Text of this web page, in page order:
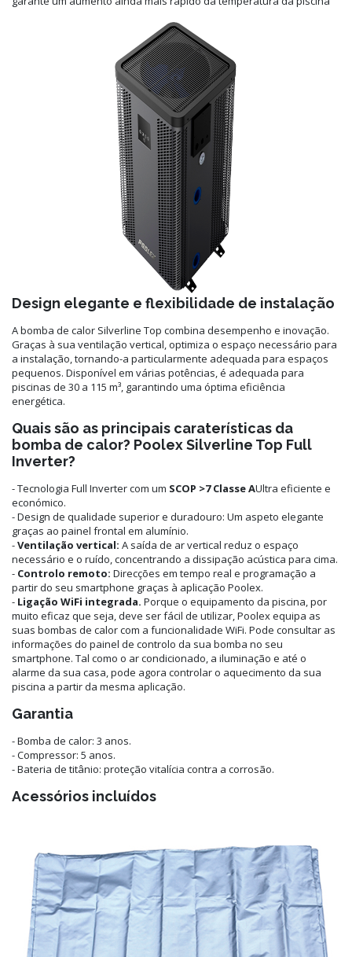
Design elegante e flexibilidade de instalação
A bomba de calor Silverline Top combina desempenho e inovação.
Graças à sua ventilação vertical, optimiza o espaço necessário para
a instalação, tornando-a particularmente adequada para espaços
pequenos. Disponível em várias potências, é adequada para
piscinas de 30 a 115 m³, garantindo uma óptima eficiência
energética.
Quais são as principais caraterísticas da
bomba de calor? Poolex Silverline Top Full
Inverter?
- Tecnologia Full Inverter com um SCOP >7 Classe AUltra eficiente e
económico.
- Design de qualidade superior e duradouro: Um aspeto elegante
graças ao painel frontal em alumínio.
-Ventilação vertical: A saída de ar vertical reduz o espaço
necessário e o ruído, concentrando a dissipação acústica para cima.
- Controlo remoto: Direcções em tempo real e programação a
partir do seu smartphone graças à aplicação Poolex.
- Ligação WiFi integrada. Porque o equipamento da piscina, por
muito eficaz que seja, deve ser fácil de utilizar, Poolex equipa as
suas bombas de calor com a funcionalidade WiFi. Pode consultar as
informações do painel de controlo da sua bomba no seu
smartphone. Tal como o ar condicionado, a iluminação e até o
alarme da sua casa, pode agora controlar o aquecimento da sua
piscina a partir da mesma aplicação.
Garantia
- Bomba de calor: 3 anos.
- Compressor: 5 anos.
- Bateria de titânio: proteção vitalícia contra a corrosão.
Acessórios incluídos